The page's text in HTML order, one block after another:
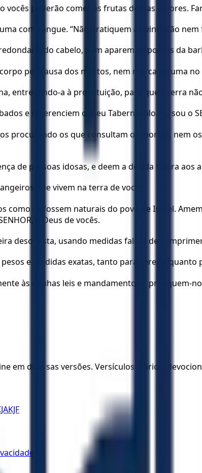
vocês poderão comer as frutas dessas árvores.
com sangue. “Não pratiquem adivinhação
do cabelo, nem aparem as pontas da
corpo por causa dos mortos, nem marca alguma no
entregando-a à prostituição, para que a terra
e reverenciem o meu Tabernáculo. Eu sou o
procurando os que consultam os mortos, nem
de pessoas idosas, e deem a devida honra aos
que vivem na terra de vocês.
como se fossem naturais do povo de Israel.
o Deus de vocês.
desonesta, usando medidas falsas de
pesos e medidas exatas, tanto para cereais
às minhas leis e mandamentos e pratiquem-
em diversas versões. Versículos diários,
KJF